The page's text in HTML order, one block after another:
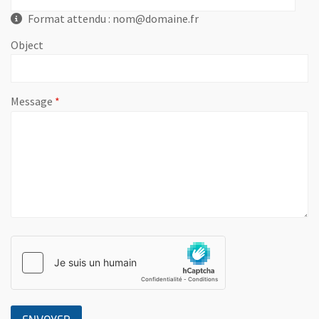
Format attendu : nom@domaine.fr
Object
Message , champ obligatoire